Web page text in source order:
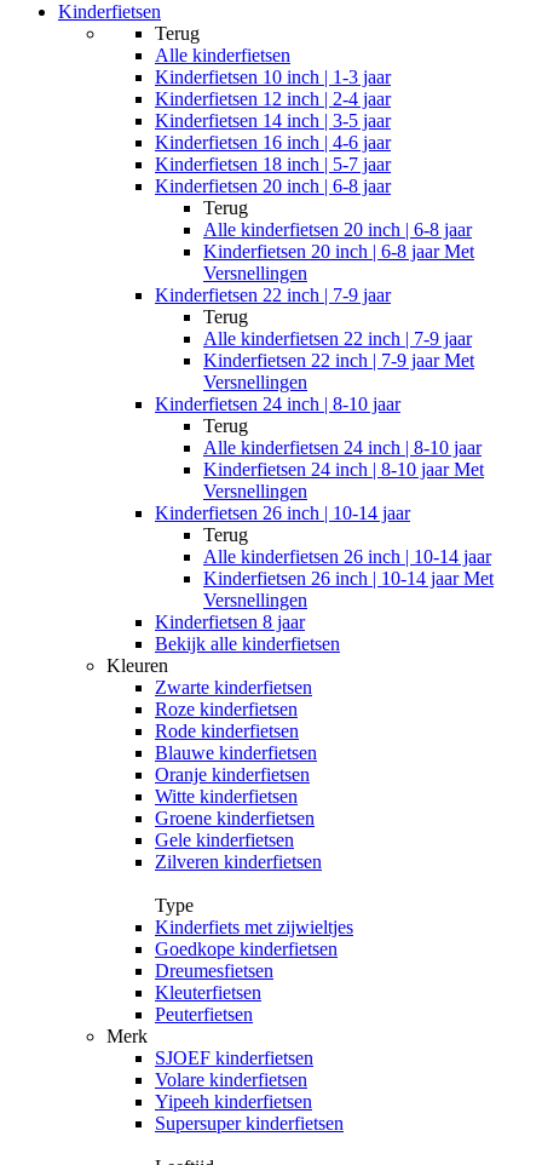
Kinderfietsen
Terug
Alle kinderfietsen
Kinderfietsen 10 inch | 1-3 jaar
Kinderfietsen 12 inch | 2-4 jaar
Kinderfietsen 14 inch | 3-5 jaar
Kinderfietsen 16 inch | 4-6 jaar
Kinderfietsen 18 inch | 5-7 jaar
Kinderfietsen 20 inch | 6-8 jaar
Terug
Alle kinderfietsen 20 inch | 6-8 jaar
Kinderfietsen 20 inch | 6-8 jaar Met
Versnellingen
Kinderfietsen 22 inch | 7-9 jaar
Terug
Alle kinderfietsen 22 inch | 7-9 jaar
Kinderfietsen 22 inch | 7-9 jaar Met
Versnellingen
Kinderfietsen 24 inch | 8-10 jaar
Terug
Alle kinderfietsen 24 inch | 8-10 jaar
Kinderfietsen 24 inch | 8-10 jaar Met
Versnellingen
Kinderfietsen 26 inch | 10-14 jaar
Terug
Alle kinderfietsen 26 inch | 10-14 jaar
Kinderfietsen 26 inch | 10-14 jaar Met
Versnellingen
Kinderfietsen 8 jaar
Bekijk alle kinderfietsen
Kleuren
Zwarte kinderfietsen
Roze kinderfietsen
Rode kinderfietsen
Blauwe kinderfietsen
Oranje kinderfietsen
Witte kinderfietsen
Groene kinderfietsen
Gele kinderfietsen
Zilveren kinderfietsen
Type
Kinderfiets met zijwieltjes
Goedkope kinderfietsen
Dreumesfietsen
Kleuterfietsen
Peuterfietsen
Merk
SJOEF kinderfietsen
Volare kinderfietsen
Yipeeh kinderfietsen
Supersuper kinderfietsen